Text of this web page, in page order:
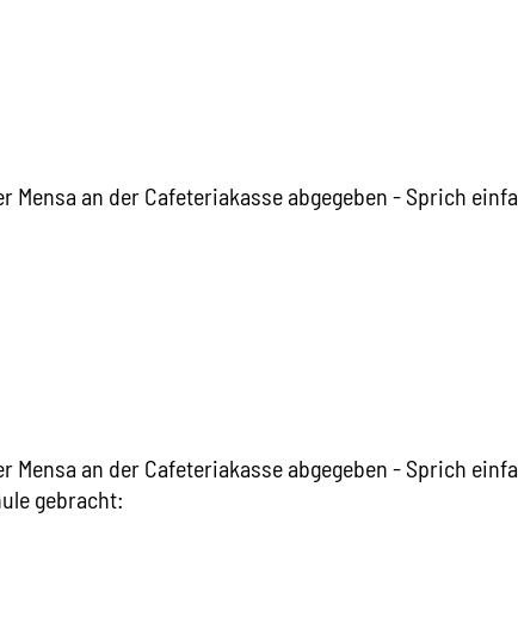
an der Cafeteriakasse abgegeben - Sprich
an der Cafeteriakasse abgegeben - Sprich
gebracht: